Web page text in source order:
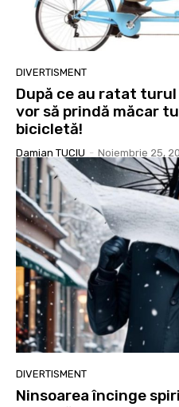
DIVERTISMENT
După ce au ratat turul
vor să prindă măcar
bicicletă!
Damian TUCIU - Noiembrie 25,
DIVERTISMENT
Ninsoarea încinge